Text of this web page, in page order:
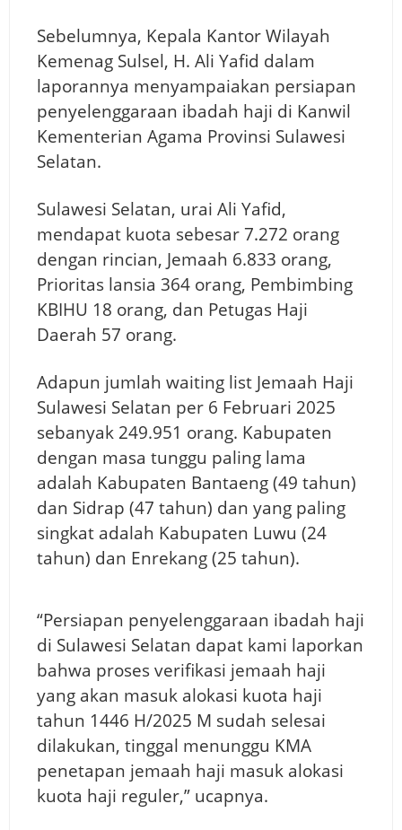
Sebelumnya, Kepala Kantor Wilayah
Kemenag Sulsel, H. Ali Yafid dalam
laporannya menyampaiakan persiapan
penyelenggaraan ibadah haji di Kanwil
Kementerian Agama Provinsi Sulawesi
Selatan.
Sulawesi Selatan, urai Ali Yafid,
mendapat kuota sebesar 7.272 orang
dengan rincian, Jemaah 6.833 orang,
Prioritas lansia 364 orang, Pembimbing
KBIHU 18 orang, dan Petugas Haji
Daerah 57 orang.
Adapun jumlah waiting list Jemaah Haji
Sulawesi Selatan per 6 Februari 2025
sebanyak 249.951 orang. Kabupaten
dengan masa tunggu paling lama
adalah Kabupaten Bantaeng (49 tahun)
dan Sidrap (47 tahun) dan yang paling
singkat adalah Kabupaten Luwu (24
tahun) dan Enrekang (25 tahun).
“Persiapan penyelenggaraan ibadah haji
di Sulawesi Selatan dapat kami laporkan
bahwa proses verifikasi jemaah haji
yang akan masuk alokasi kuota haji
tahun 1446 H/2025 M sudah selesai
dilakukan, tinggal menunggu KMA
penetapan jemaah haji masuk alokasi
kuota haji reguler,” ucapnya.